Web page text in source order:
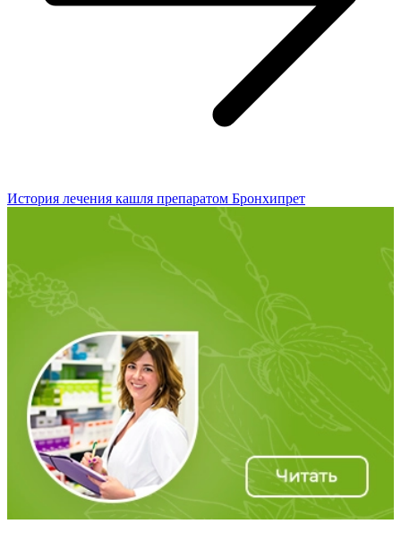
История лечения кашля препаратом Бронхипрет